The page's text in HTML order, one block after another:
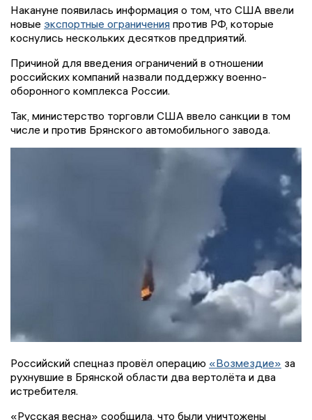
Накануне появилась информация о том, что США ввели
новые экспортные ограничения против РФ, которые
коснулись нескольких десятков предприятий.
Причиной для введения ограничений в отношении
российских компаний назвали поддержку военно-
оборонного комплекса России.
Так, министерство торговли США ввело санкции в том
числе и против Брянского автомобильного завода.
Российский спецназ провёл операцию «Возмездие» за
рухнувшие в Брянской области два вертолёта и два
истребителя.
«Русская весна» сообщила, что были уничтожены